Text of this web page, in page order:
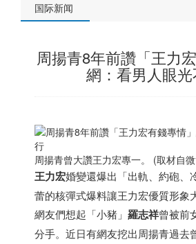
国际新闻
周揚青8年前讚「王力
網：看男人眼
周揚青曾大讚王力宏專一。 (取材自
王力宏婚變還爆出「出軌、約砲、
蕾的核彈式爆料讓王力宏優質形象
網友們想起「小豬」 羅志祥曾被前
分手。近日有網友挖出周揚青過去